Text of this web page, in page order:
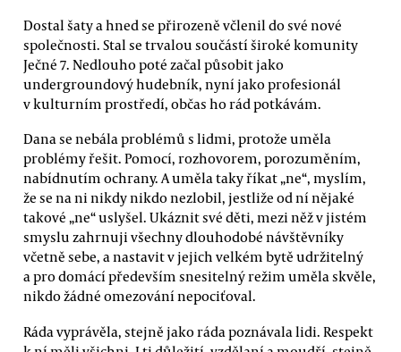
Dostal šaty a hned se přirozeně včlenil do své nové
společnosti. Stal se trvalou součástí široké komunity
Ječné 7. Nedlouho poté začal působit jako
undergroundový hudebník, nyní jako profesionál
v kulturním prostředí, občas ho rád potkávám.
Dana se nebála problémů s lidmi, protože uměla
problémy řešit. Pomocí, rozhovorem, porozuměním,
nabídnutím ochrany. A uměla taky říkat „ne“, myslím,
že se na ni nikdy nikdo nezlobil, jestliže od ní nějaké
takové „ne“ uslyšel. Ukáznit své děti, mezi něž v jistém
smyslu zahrnuji všechny dlouhodobé návštěvníky
včetně sebe, a nastavit v jejich velkém bytě udržitelný
a pro domácí především snesitelný režim uměla skvěle,
nikdo žádné omezování nepociťoval.
Ráda vyprávěla, stejně jako ráda poznávala lidi. Respekt